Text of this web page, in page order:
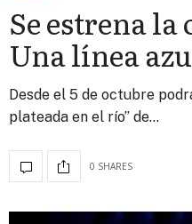
Se estrena
Una línea
Desde el 5 de octubre
plateada en el río” de…
0 SHARES